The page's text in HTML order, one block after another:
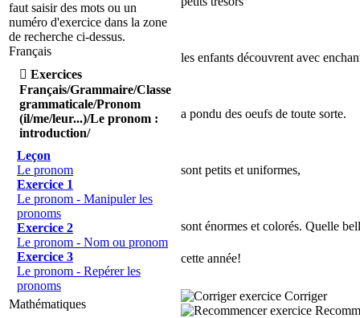
faut saisir des mots ou un
numéro d'exercice dans la zone
de recherche ci-dessus.
Français
 Exercices
Français/Grammaire/Classe
grammaticale/Pronom
(il/me/leur...)/Le pronom :
introduction/
Leçon
Le pronom
Exercice 1
Le pronom - Manipuler les
pronoms
Exercice 2
Le pronom - Nom ou pronom
Exercice 3
Le pronom - Repérer les
pronoms
Mathématiques
les enfants découvrent avec
a pondu des oeufs de toute sorte.
sont petits et uniformes,
sont énormes et colorés. Quelle
cette année!
Corriger